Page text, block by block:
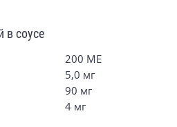
в соусе
200 МЕ
5,0 мг
90 мг
4 мг